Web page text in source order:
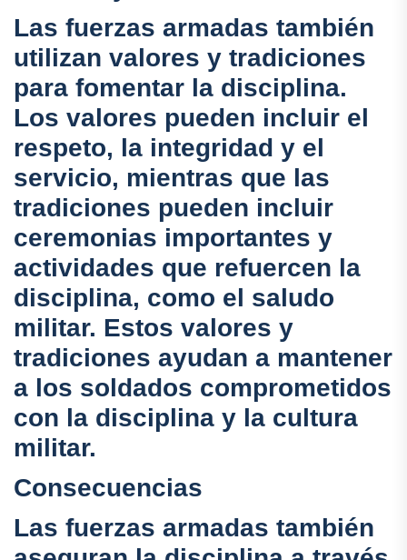
Las fuerzas armadas también
utilizan valores y tradiciones
para fomentar la disciplina.
Los valores pueden incluir el
respeto, la integridad y el
servicio, mientras que las
tradiciones pueden incluir
ceremonias importantes y
actividades que refuercen la
disciplina, como el saludo
militar. Estos valores y
tradiciones ayudan a mantener
a los soldados comprometidos
con la disciplina y la cultura
militar.
Consecuencias
Las fuerzas armadas también